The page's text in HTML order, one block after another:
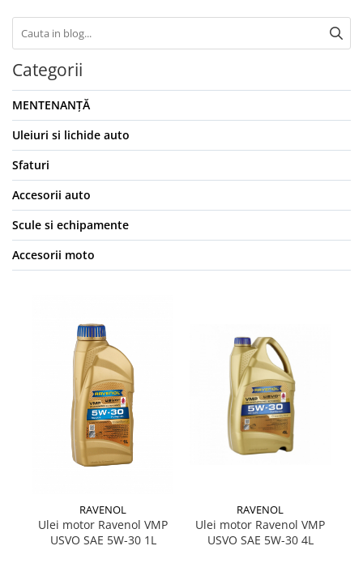
Categorii
MENTENANȚĂ
Uleiuri si lichide auto
Sfaturi
Accesorii auto
Scule si echipamente
Accesorii moto
RAVENOL
Ulei motor Ravenol VMP
USVO SAE 5W-30 1L
RAVENOL
Ulei motor Ravenol VMP
USVO SAE 5W-30 4L